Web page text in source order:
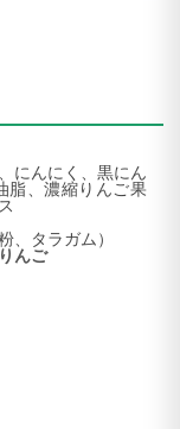
にんにく、黒にん
脂、濃縮りんご果
、タラガム）
んご